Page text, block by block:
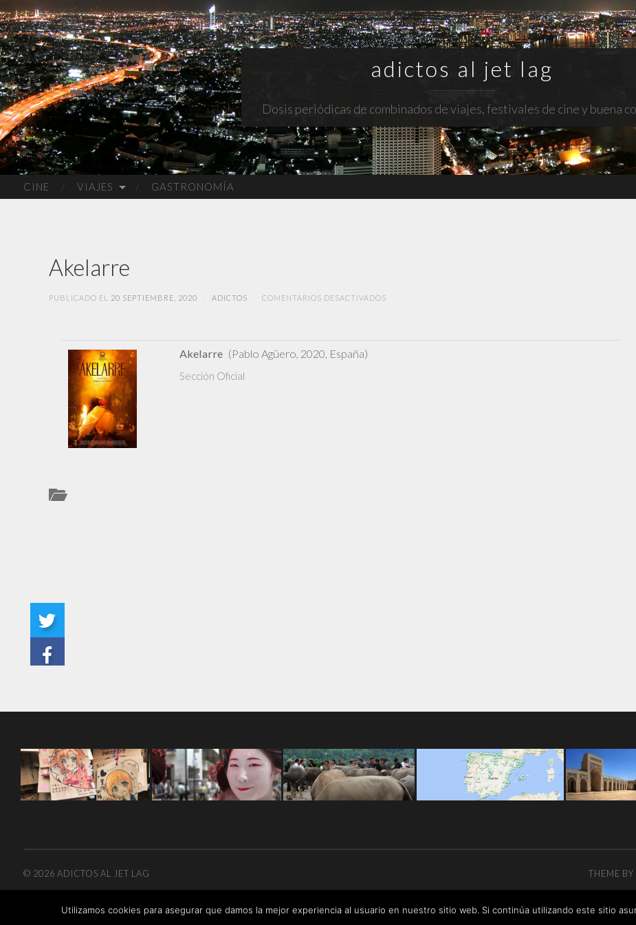
adictos al jet lag
Dosis periódicas de combinados de viajes, festivales de cine y buena
CINE VIAJES GASTRONOMÍA
Akelarre
PUBLICADO EL 20 SEPTIEMBRE, 2020 ADICTOS COMENTARIOS DESACTIVADOSEN
Akelarre (Pablo Agüero, 2020, España)
Sección Oficial
© 2026 ADICTOS AL JET LAG THEME BY
Utilizamos cookies para asegurar que damos la mejor experiencia al usuario en nuestro sitio web. Si continúa utilizando este sitio